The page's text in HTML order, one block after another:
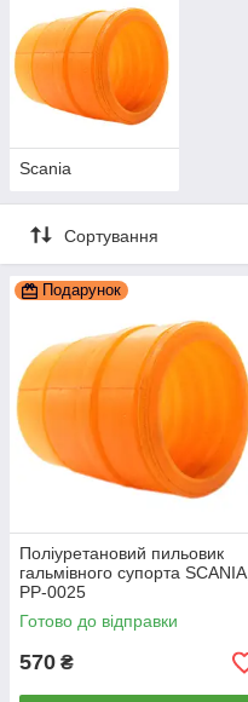
Scania
Сортування
Подарунок
Поліуретановий пильовик
гальмівного супорта SCANIA,
PP-0025
Готово до відправки
570 ₴